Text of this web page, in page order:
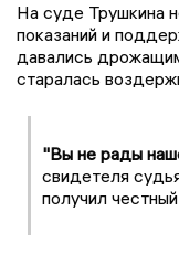
На суде Трушкина
показаний и
давались
старалась
"Вы не рады
свидетеля
получил